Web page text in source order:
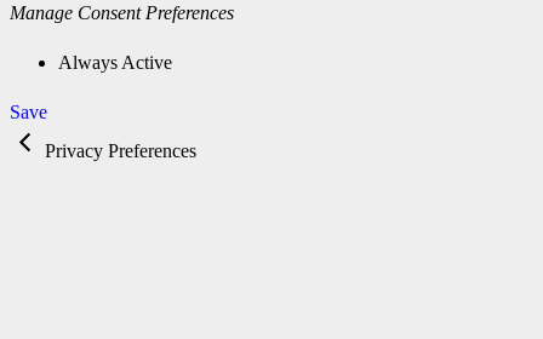
Manage Consent Preferences
Always Active
Save
Privacy Preferences